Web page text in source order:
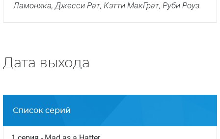
Ламоника, Джесси Рат, Кэтти МакГрат, Руби Роуз.
Дата выхода
Список серий